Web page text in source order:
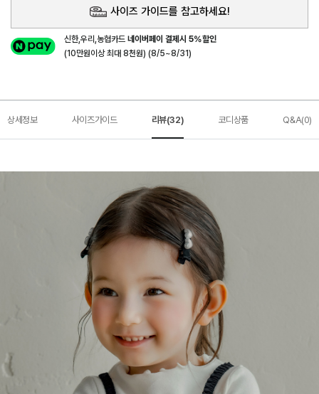
사이즈 가이드를 참고하세요!
신한,우리,농협카드네이버페이 결제시 5%할인
(10만원이상 최대 8천원) (8/5~8/31)
상세정보 사이즈가이드 리뷰(32) 코디상품 Q&A(0)